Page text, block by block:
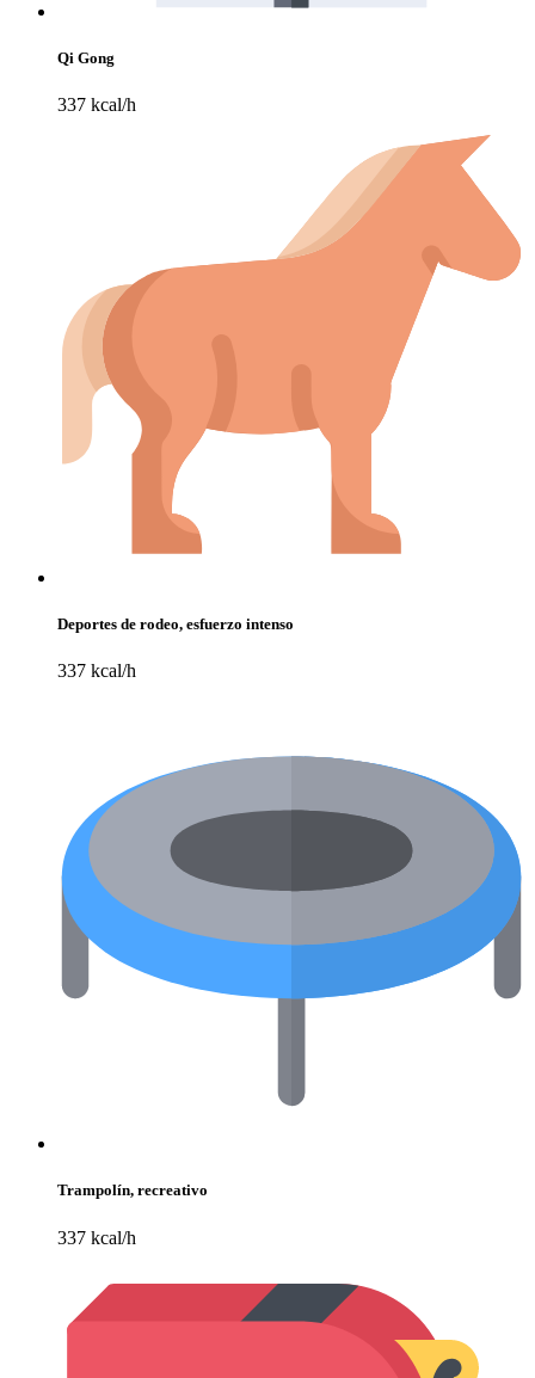
Qi Gong
337 kcal/h
Deportes de rodeo, esfuerzo intenso
337 kcal/h
Trampolín, recreativo
337 kcal/h